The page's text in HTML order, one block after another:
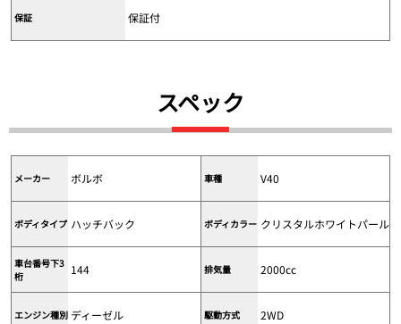
保証 保証付
スペック
メーカー ボルボ 車種 V40
ボディタイプ ハッチバック ボディカラー クリスタルホワイトパール
車台番号下3
桁
144 排気量 2000cc
エンジン種別 ディーゼル 駆動方式 2WD